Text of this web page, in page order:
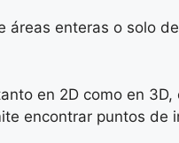
áreas enteras o solo
en 2D como en
encontrar puntos